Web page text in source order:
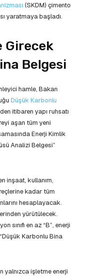
(SKDM) çimento
yaratmaya başladı.
Girecek
Belgesi
hamle, Bakan
Düşük Karbonlu
itibaren yapı ruhsatı
aşan tüm yeni
Enerji Kimlik
Analizi Belgesi”
inşaat, kullanım,
kadar tüm
hesaplayacak.
yürütülecek.
sınıfı en az “B”, enerji
Karbonlu Bina
yalnızca işletme enerji